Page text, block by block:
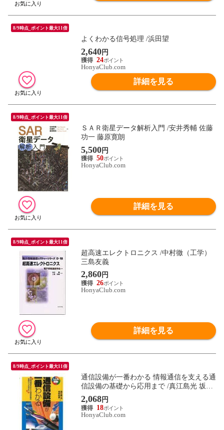
8/9時点_ポイント最大11倍
よくわかる信号処理 /浜田望
2,640円
24
HonyaClub.com
詳細を見る
8/9時点_ポイント最大11倍
ＳＡＲ衛星データ解析入門 /安井秀輔 佐藤
功一 藤原寛朗
5,500円
50
HonyaClub.com
詳細を見る
8/9時点_ポイント最大11倍
超高速エレクトロニクス /中村徹（工学）
三島友義
2,860円
26
HonyaClub.com
詳細を見る
8/9時点_ポイント最大11倍
通信設備が一番わかる 情報通信を支える通
信設備の基礎から応用まで /真江島光 坂林
和重
2,068円
18
HonyaClub.com